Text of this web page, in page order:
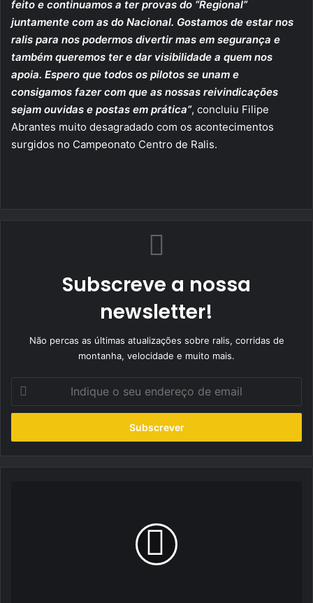
feito e continuamos a ter provas do “Regional”
juntamente com as do Nacional. Gostamos de estar nos
ralis para nos podermos divertir mas em segurança e
também queremos ter e dar visibilidade a quem nos
apoia. Espero que todos os pilotos se unam e
consigamos fazer com que as nossas reivindicações
sejam ouvidas e postas em prática”, concluiu Filipe
Abrantes muito desagradado com os acontecimentos
surgidos no Campeonato Centro de Ralis.
Subscreve a nossa
newsletter!
Não percas as últimas atualizações sobre ralis, corridas de
montanha, velocidade e muito mais.
seu
de